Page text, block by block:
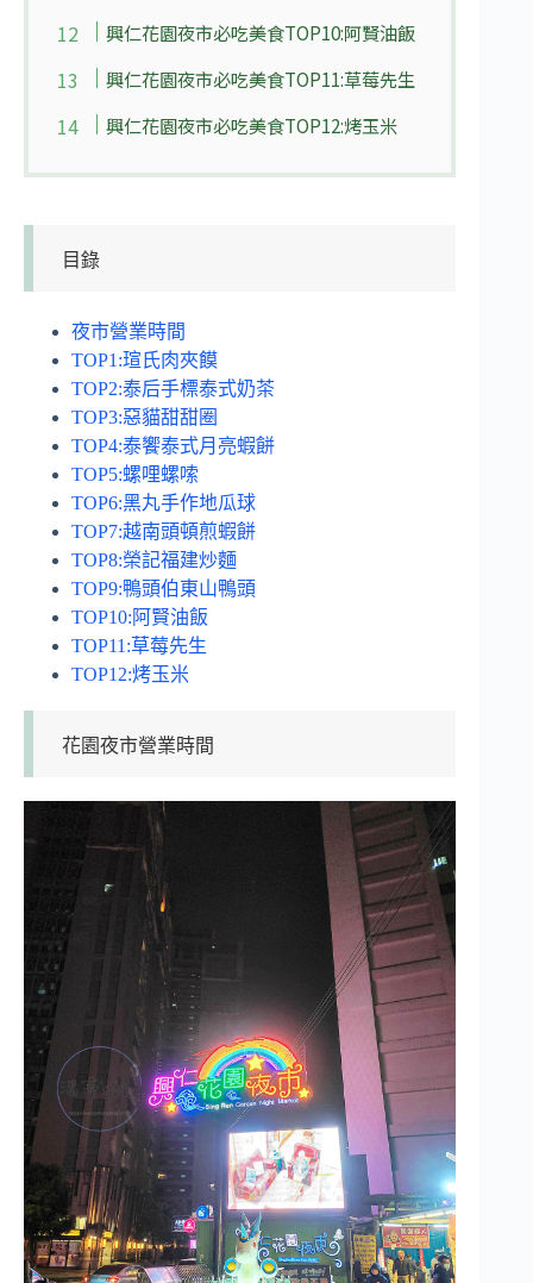
興仁花園夜市必吃美食TOP10:阿賢油飯
興仁花園夜市必吃美食TOP11:草莓先生
興仁花園夜市必吃美食TOP12:烤玉米
目錄
夜市營業時間
TOP1:瑄氏肉夾饃
TOP2:泰后手標泰式奶茶
TOP3:惡貓甜甜圈
TOP4:泰饗泰式月亮蝦餅
TOP5:螺哩螺嗦
TOP6:黑丸手作地瓜球
TOP7:越南頭頓煎蝦餅
TOP8:榮記福建炒麵
TOP9:鴨頭伯東山鴨頭
TOP10:阿賢油飯
TOP11:草莓先生
TOP12:烤玉米
花園夜市營業時間